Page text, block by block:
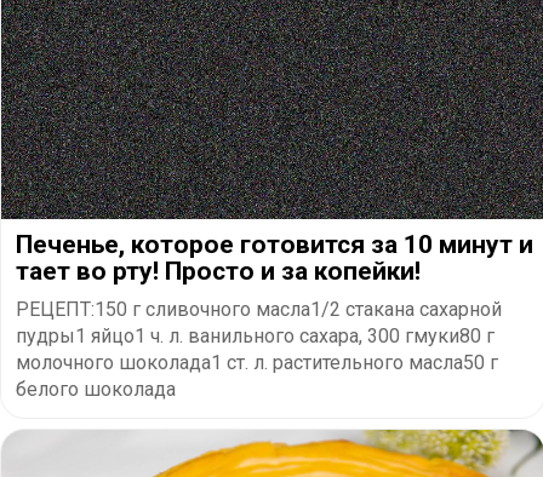
Печенье, которое готовится за 10 минут и
тает во рту! Просто и за копейки!
РЕЦЕПТ:150 г сливочного масла1/2 стакана сахарной
пудры1 яйцо1 ч. л. ванильного сахара, 300 гмуки80 г
молочного шоколада1 ст. л. растительного масла50 г
белого шоколада